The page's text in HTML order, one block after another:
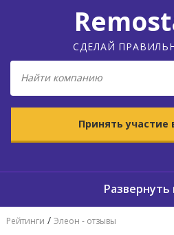
СДЕЛАЙ
Принять участие
Рейтинги / Элеон - отзывы